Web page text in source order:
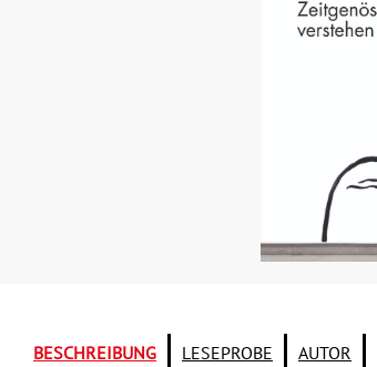
BESCHREIBUNG LESEPROBE AUTOR